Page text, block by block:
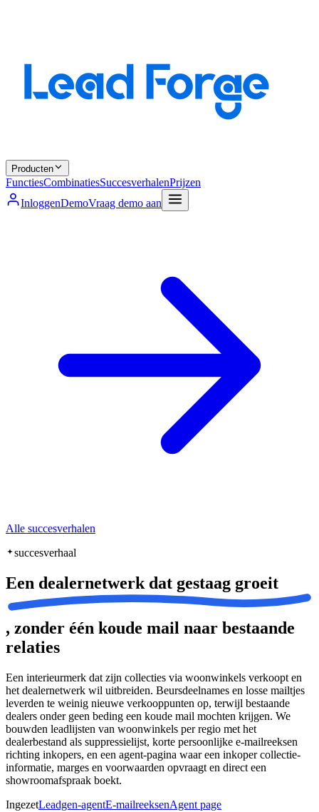
Producten
FunctiesCombinatiesSuccesverhalenPrijzen
InloggenDemoVraag demo aan
Alle succesverhalen
succesverhaal
Een dealernetwerk dat gestaag groeit
, zonder één koude mail naar bestaande
relaties
Een interieurmerk dat zijn collecties via woonwinkels verkoopt en
het dealernetwerk wil uitbreiden. Beursdeelnames en losse mailtjes
leverden te weinig nieuwe verkooppunten op, terwijl bestaande
dealers onder geen beding een koude mail mochten krijgen. We
bouwden leadlijsten van woonwinkels per regio met het
dealerbestand als suppressielijst, korte persoonlijke e-mailreeksen
richting inkopers, en een agent-pagina waar een inkoper collectie-
informatie, marges en voorwaarden opvraagt en direct een
showroomafspraak boekt.
IngezetLeadgen-agentE-mailreeksenAgent page